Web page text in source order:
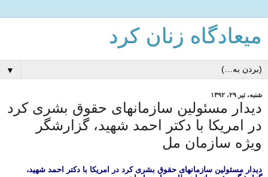
میعادگاه زنان كرد
▼
شنبه، تیر ۲۹، ۱۳۹۲
ديدار مسئولين سازمانهاى حقوق بشرى كرد
در امريكا با دكتر احمد شهيد، گزارشگر
ويژه سازمان مل
ديدار مسئولين سازمانهاى حقوق بشرى كرد در امريكا با دكتر احمد شهيد،